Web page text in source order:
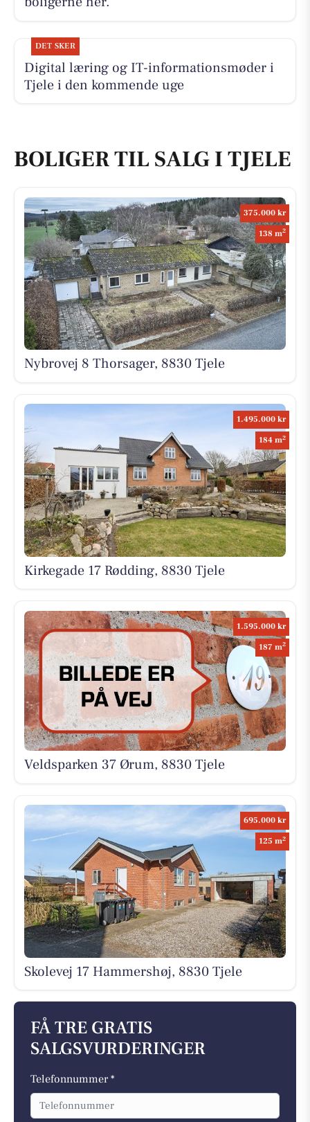
DET SKER
Digital læring og IT-informationsmøder i
Tjele i den kommende uge
BOLIGER TIL SALG I TJELE
375.000 kr
138 m2
Nybrovej 8 Thorsager, 8830 Tjele
1.495.000 kr
184 m2
Kirkegade 17 Rødding, 8830 Tjele
1.595.000 kr
187 m2
Veldsparken 37 Ørum, 8830 Tjele
695.000 kr
125 m2
Skolevej 17 Hammershøj, 8830 Tjele
FÅ TRE GRATIS
SALGSVURDERINGER
Telefonnummer *